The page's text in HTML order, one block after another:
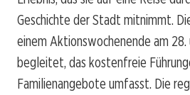
Geschichte der Stadt mitnimmt.
einem Aktionswochenende am 28.
begleitet, das kostenfreie
Familienangebote umfasst. Die